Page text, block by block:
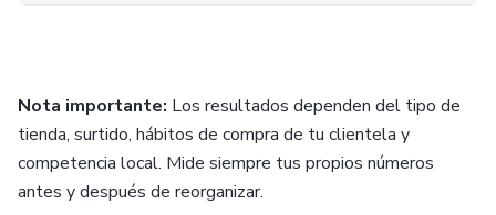
Nota importante: Los resultados dependen del tipo de
tienda, surtido, hábitos de compra de tu clientela y
competencia local. Mide siempre tus propios números
antes y después de reorganizar.